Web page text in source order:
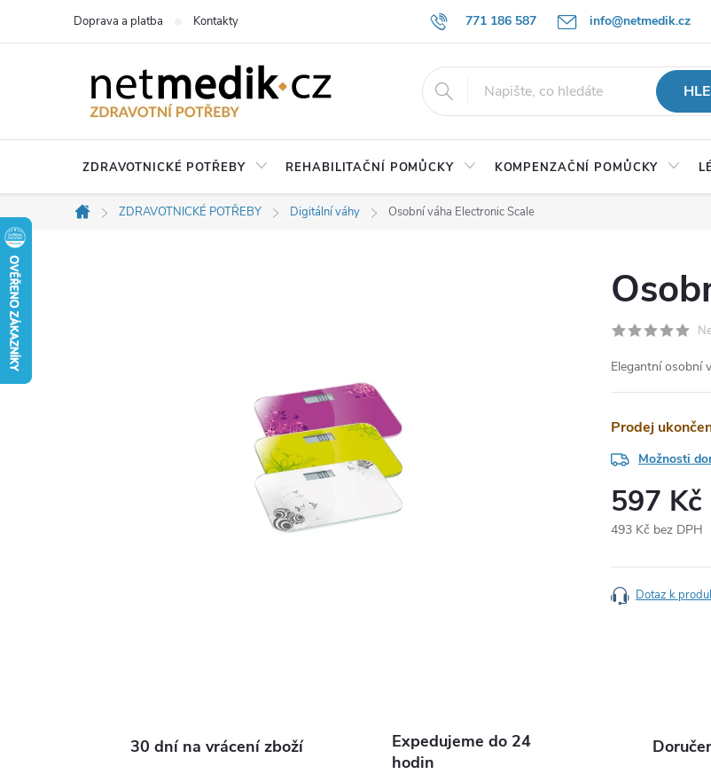
771 186 587 info@netmedik.cz
Doprava a platba Kontakty
ZDRAVOTNICKÉ POTŘEBY REHABILITAČNÍ POMŮCKY KOMPENZAČNÍ POMŮCKY
Domů
ZDRAVOTNICKÉ POTŘEBY Digitální váhy Osobní váha Electronic Scale
Elegantní osobní
Prodej
Možnosti
597 Kč
493 Kč bez DPH
cena:
Dotaz k
30 dní na vrácení zboží
Expedujeme do 24
hodin